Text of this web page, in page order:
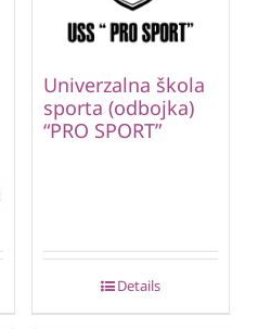
Univerzalna škola
sporta (odbojka)
“PRO SPORT”
Details